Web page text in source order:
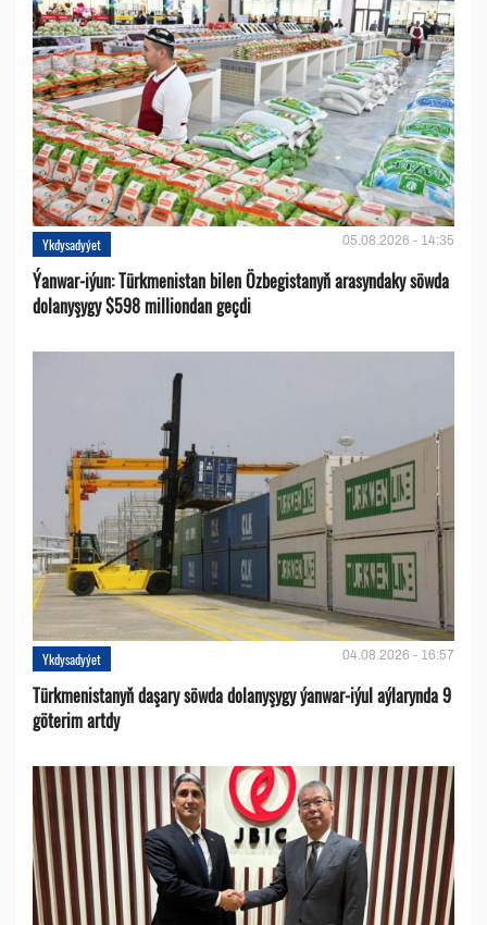
Ykdysadyýet 05.08.2026 - 14:35
Ýanwar-iýun: Türkmenistan bilen Özbegistanyň arasyndaky söwda
dolanyşygy $598 milliondan geçdi
Ykdysadyýet 04.08.2026 - 16:57
Türkmenistanyň daşary söwda dolanyşygy ýanwar-iýul aýlarynda 9
göterim artdy